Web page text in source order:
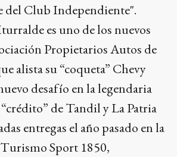
del Club Independiente".
es uno de los nuevos
Propietarios Autos de
alista su “coqueta” Chevy
desafío en la legendaria
de Tandil y La Patria
entregas el año pasado en la
Sport 1850,